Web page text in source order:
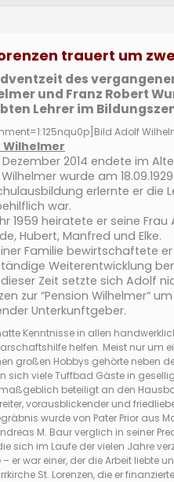
trauert um
des
und Franz Robert
Lehrer im
Bild Adolf
Dezember 2014 endete im
wurde am
erlernte er die
war.
1959 heiratete er seine
Hubert, Manfred und Elke.
Familie bewirtschaftete
Weiterentwicklung
Zeit setzte sich Adolf
zur “Pension Wilhelmer“
Unterkunftgeber.
Kenntnisse in allen
helfen. Meist nur um
großen Hobbys gehörte neben
sich viele Tuffbad Gäste in
beteiligt an den
vorausblickender und
wurde von Pater Prior aus
M. Baur verglich in seiner
sich im Laufe der vielen Jahre
– er war einer, der die Arbeit liebte
St. Lorenzen, die er